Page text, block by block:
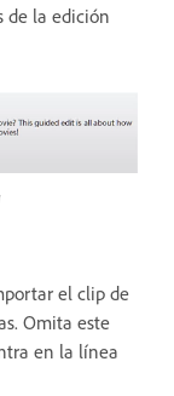
de la edición
el clip de
Omita este
en la línea